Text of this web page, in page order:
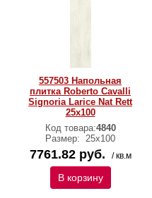
557503 Напольная
плитка Roberto Cavalli
Signoria Larice Nat Rett
25x100
Код товара:4840
Размер: 25x100
7761.82 руб. / кв.м
В корзину